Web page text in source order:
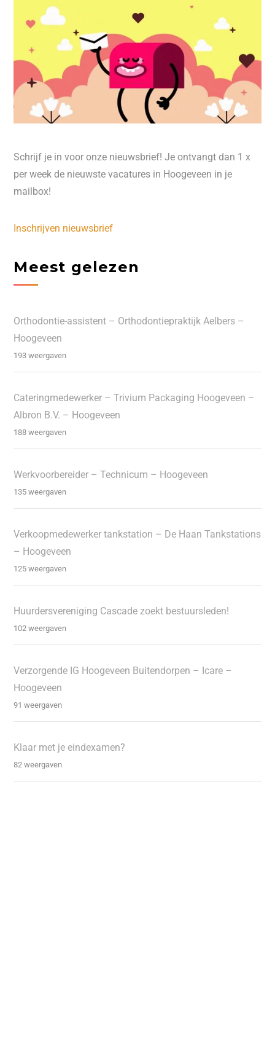
Schrijf je in voor onze nieuwsbrief! Je ontvangt dan 1 x
per week de nieuwste vacatures in Hoogeveen in je
mailbox!
Inschrijven nieuwsbrief
Meest gelezen
Orthodontie-assistent – Orthodontiepraktijk Aelbers –
Hoogeveen
193 weergaven
Cateringmedewerker – Trivium Packaging Hoogeveen –
Albron B.V. – Hoogeveen
188 weergaven
Werkvoorbereider – Technicum – Hoogeveen
135 weergaven
Verkoopmedewerker tankstation – De Haan Tankstations
– Hoogeveen
125 weergaven
Huurdersvereniging Cascade zoekt bestuursleden!
102 weergaven
Verzorgende IG Hoogeveen Buitendorpen – Icare –
Hoogeveen
91 weergaven
Klaar met je eindexamen?
82 weergaven